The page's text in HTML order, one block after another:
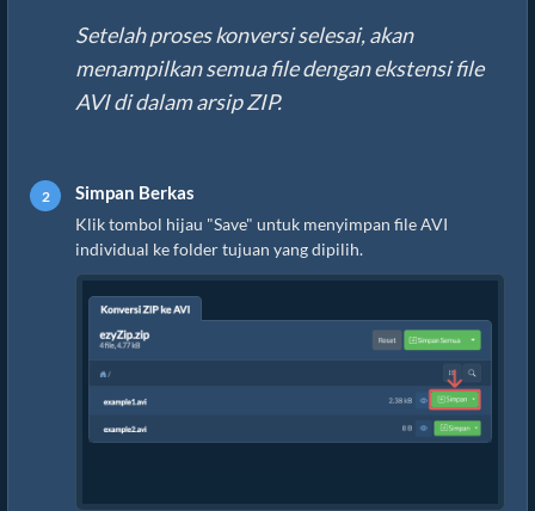
Setelah proses konversi selesai, akan
menampilkan semua file dengan ekstensi file
AVI di dalam arsip ZIP.
Simpan Berkas
Klik tombol hijau "Save" untuk menyimpan file AVI
individual ke folder tujuan yang dipilih.